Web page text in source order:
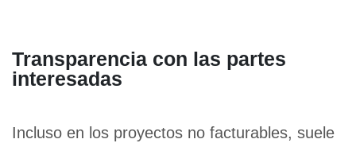
Transparencia con las partes
interesadas
Incluso en los proyectos no facturables, suele